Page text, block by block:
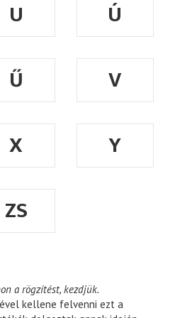
U
Ú
Ű
V
X
Y
ZS
a rögzítést, kezdjük.
kellene felvenni ezt a